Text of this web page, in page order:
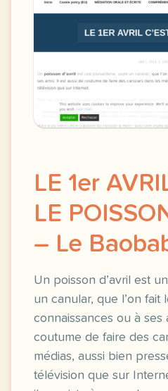
LE 1er
LE
– Le
Un poisson d’avril est
un canular, que l’on fait
connaissances ou à ses
coutume de faire des
médias, aussi bien
télévision que sur